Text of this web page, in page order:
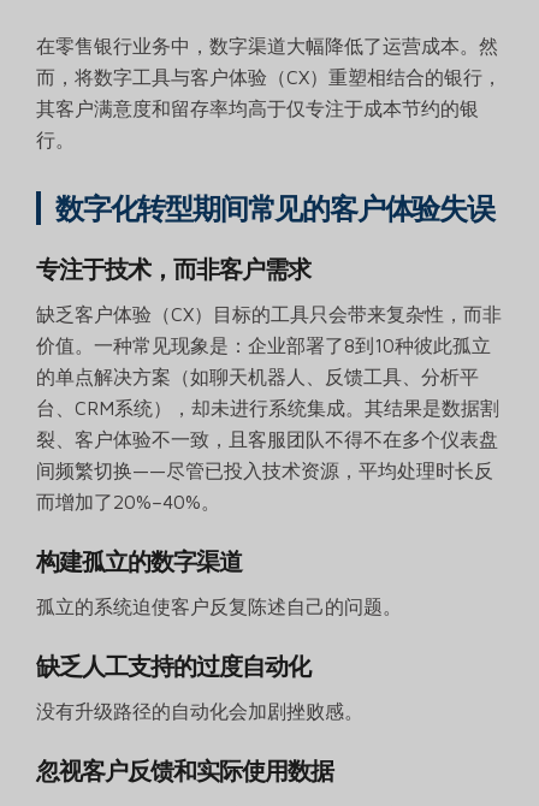
在零售银行业务中，数字渠道大幅降低了运营成本。然
而，将数字工具与客户体验（CX）重塑相结合的银行，
其客户满意度和留存率均高于仅专注于成本节约的银
行。
数字化转型期间常见的客户体验失误
专注于技术，而非客户需求
缺乏客户体验（CX）目标的工具只会带来复杂性，而非
价值。一种常见现象是：企业部署了8到10种彼此孤立
的单点解决方案（如聊天机器人、反馈工具、分析平
台、CRM系统），却未进行系统集成。其结果是数据割
裂、客户体验不一致，且客服团队不得不在多个仪表盘
间频繁切换——尽管已投入技术资源，平均处理时长反
而增加了20%–40%。
构建孤立的数字渠道
孤立的系统迫使客户反复陈述自己的问题。
缺乏人工支持的过度自动化
没有升级路径的自动化会加剧挫败感。
忽视客户反馈和实际使用数据